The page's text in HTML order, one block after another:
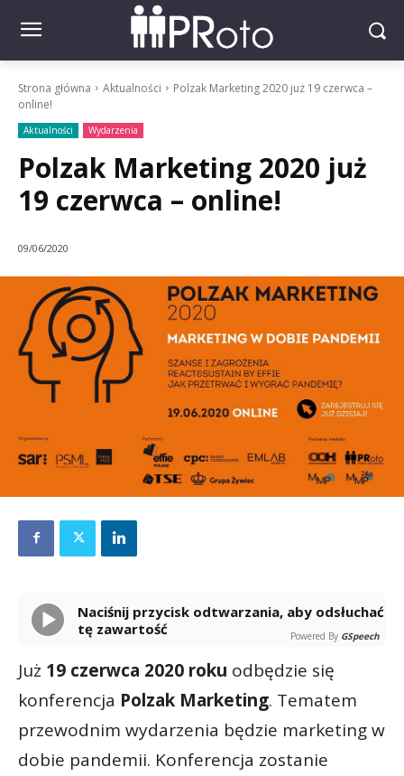
Strona główna Aktualności
Polzak Marketing 2020 już 19 czerwca –
online!
Aktualności Wydarzenia
Polzak Marketing 2020 już
19 czerwca – online!
09/06/2020
Naciśnij przycisk odtwarzania, aby odsłuchać
tę zawartość
Powered By GSpeech
Już 19 czerwca 2020 roku odbędzie się
konferencja Polzak Marketing. Tematem
przewodnim wydarzenia będzie marketing w
dobie pandemii. Konferencja zostanie